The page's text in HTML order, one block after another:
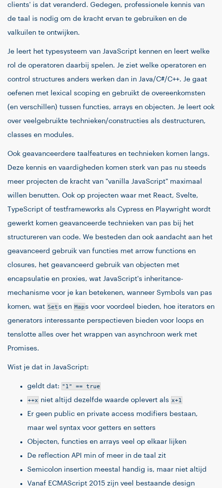
clients' is dat veranderd. Gedegen, professionele kennis van
de taal is nodig om de kracht ervan te gebruiken en de
valkuilen te ontwijken.
Je leert het typesysteem van JavaScript kennen en leert welke
rol de operatoren daarbij spelen. Je ziet welke operatoren en
control structures anders werken dan in Java/C#/C++. Je gaat
oefenen met lexical scoping en gebruikt de overeenkomsten
(en verschillen) tussen functies, arrays en objecten. Je leert ook
over veelgebruikte technieken/constructies als destructuren,
classes en modules.
Ook geavanceerdere taalfeatures en technieken komen langs.
Deze kennis en vaardigheden komen sterk van pas nu steeds
meer projecten de kracht van "vanilla JavaScript" maximaal
willen benutten. Ook op projecten waar met React, Svelte,
TypeScript of testframeworks als Cypress en Playwright wordt
gewerkt komen geavanceerde technieken van pas bij het
structureren van code. We besteden dan ook aandacht aan het
geavanceerd gebruik van functies met arrow functions en
closures, het geavanceerd gebruik van objecten met
encapsulatie en proxies, wat JavaScript's inheritance-
mechanisme voor je kan betekenen, wanneer Symbols van pas
komen, wat Sets en Maps voor voordeel bieden, hoe iterators en
generators interessante perspectieven bieden voor loops en
tenslotte alles over het wrappen van asynchroon werk met
Promises.
Wist je dat in JavaScript:
geldt dat: "1" == true
++x niet altijd dezelfde waarde oplevert als x+1
Er geen public en private access modifiers bestaan,
maar wel syntax voor getters en setters
Objecten, functies en arrays veel op elkaar lijken
De reflection API min of meer in de taal zit
Semicolon insertion meestal handig is, maar niet altijd
Vanaf ECMAScript 2015 zijn veel bestaande design